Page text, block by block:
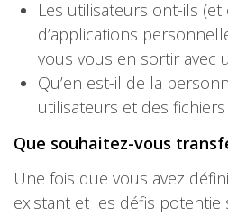
Les utilisateurs ont-ils
d’applications
vous vous en sortir avec
Qu’en est-il de la
utilisateurs et des
Que souhaitez-vous
Une fois que vous avez
existant et les défis